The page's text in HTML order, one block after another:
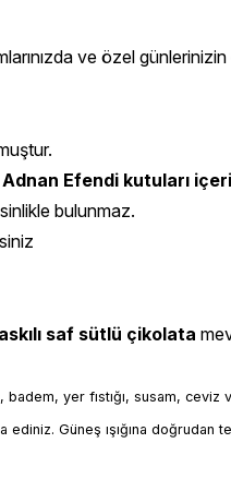
ve özel
Efendi kutuları
bulunmaz.
saf sütlü çikolata
badem, yer fıstığı, susam,
Güneş ışığına doğrudan